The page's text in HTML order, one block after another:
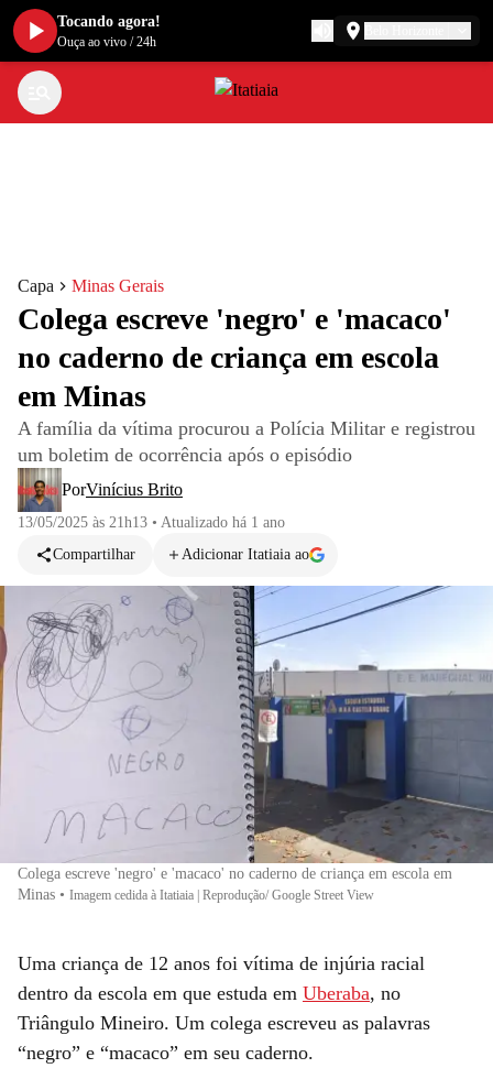
Capa Minas Gerais
Colega escreve 'negro' e 'macaco'
no caderno de criança em escola
em Minas
A família da vítima procurou a Polícia Militar e registrou
um boletim de ocorrência após o episódio
PorVinícius Brito
13/05/2025 às 21h13 • Atualizado há 1 ano
Compartilhar
Adicionar Itatiaia ao
Colega escreve 'negro' e 'macaco' no caderno de criança em escola em
Minas • Imagem cedida à Itatiaia | Reprodução/ Google Street View
Uma criança de 12 anos foi vítima de injúria racial
dentro da escola em que estuda em Uberaba, no
Triângulo Mineiro. Um colega escreveu as palavras
“negro” e “macaco” em seu caderno.
Tocando agora!
Ouça ao vivo /24h